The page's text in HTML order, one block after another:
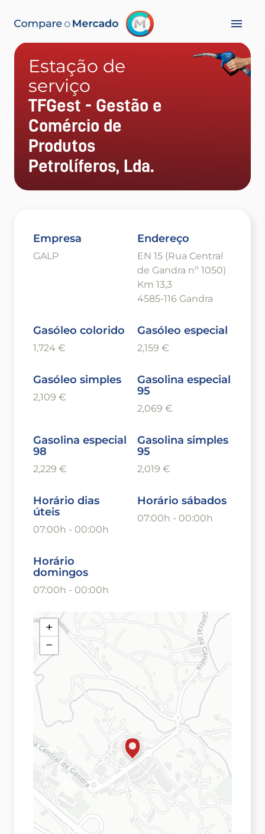
Estação de
serviço
TFGest - Gestão e
Comércio de
Produtos
Petrolíferos, Lda.
Empresa
GALP
Endereço
EN 15 (Rua Central
de Gandra nº 1050)
Km 13,3
4585-116 Gandra
Gasóleo colorido
1,724 €
Gasóleo especial
2,159 €
Gasóleo simples
2,109 €
Gasolina especial
95
2,069 €
Gasolina especial
98
2,229 €
Gasolina simples
95
2,019 €
Horário dias
úteis
07:00h - 00:00h
Horário sábados
07:00h - 00:00h
Horário
domingos
07:00h - 00:00h
+
−